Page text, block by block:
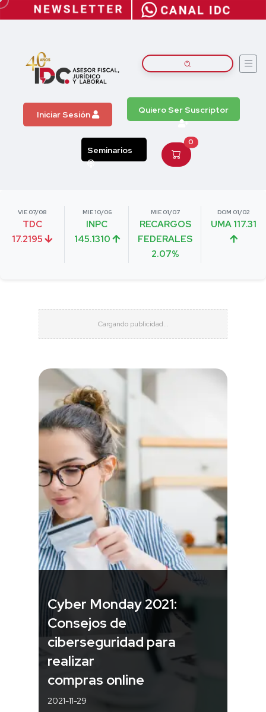
Iniciar Sesión Quiero Ser Suscriptor
Seminarios
0
VIE 07/08
TDC
17.2195
MIE 10/06
INPC
145.1310
MIE 01/07
RECARGOS
FEDERALES
2.07%
DOM 01/02
UMA 117.31
Cyber Monday 2021:
Consejos de
ciberseguridad para
realizar
compras online
2021-11-29